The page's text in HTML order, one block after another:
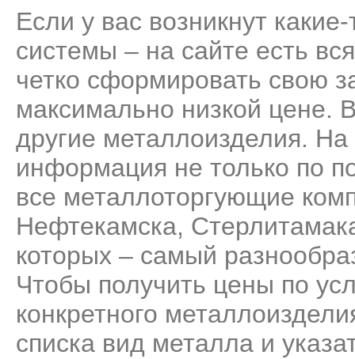
Если у вас возникнут
системы – на сайте есть
четко сформировать свою
максимально низкой цене.
другие металлоизделия.
информация не только по
все металлоторгующие
Нефтекамска,
которых – самый
Чтобы получить цены по
конкретного
списка вид металла и